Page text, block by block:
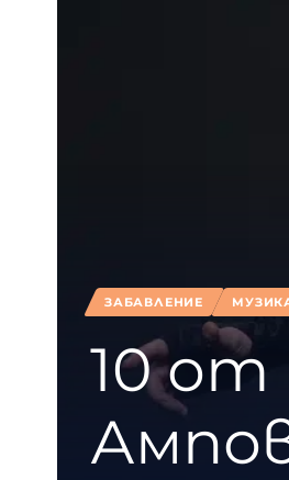
ЗАБАВЛЕНИЕ
10 от